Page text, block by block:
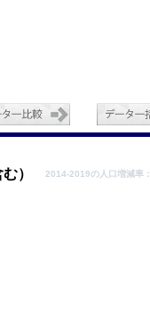
） 2014-2019の人口増減率